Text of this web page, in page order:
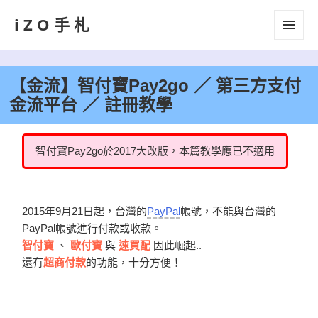
iZO手札
【金流】智付寶Pay2go ／ 第三方支付
金流平台 ／ 註冊教學
智付寶Pay2go於2017大改版，本篇教學應已不適用
2015年9月21日起，台灣的PayPal帳號，不能與台灣的
PayPal帳號進行付款或收款。
智付寶 、歐付寶 與速買配 因此崛起..
還有超商付款的功能，十分方便！